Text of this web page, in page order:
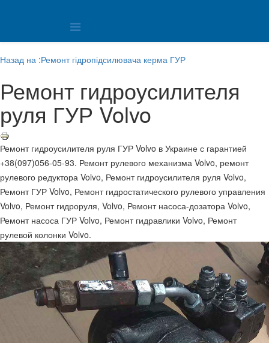
Назад на :Ремонт гідропідсилювача керма ГУР
Ремонт гидроусилителя
руля ГУР Volvo
Ремонт гидроусилителя руля ГУР Volvo в Украине с гарантией
+38(097)056-05-93. Ремонт рулевого механизма Volvo, ремонт
рулевого редуктора Volvo, Ремонт гидроусилителя руля Volvo,
Ремонт ГУР Volvo, Ремонт гидростатического рулевого управления
Volvo, Ремонт гидроруля, Volvo, Ремонт насоса-дозатора Volvo,
Ремонт насоса ГУР Volvo, Ремонт гидравлики Volvo, Ремонт
рулевой колонки Volvo.